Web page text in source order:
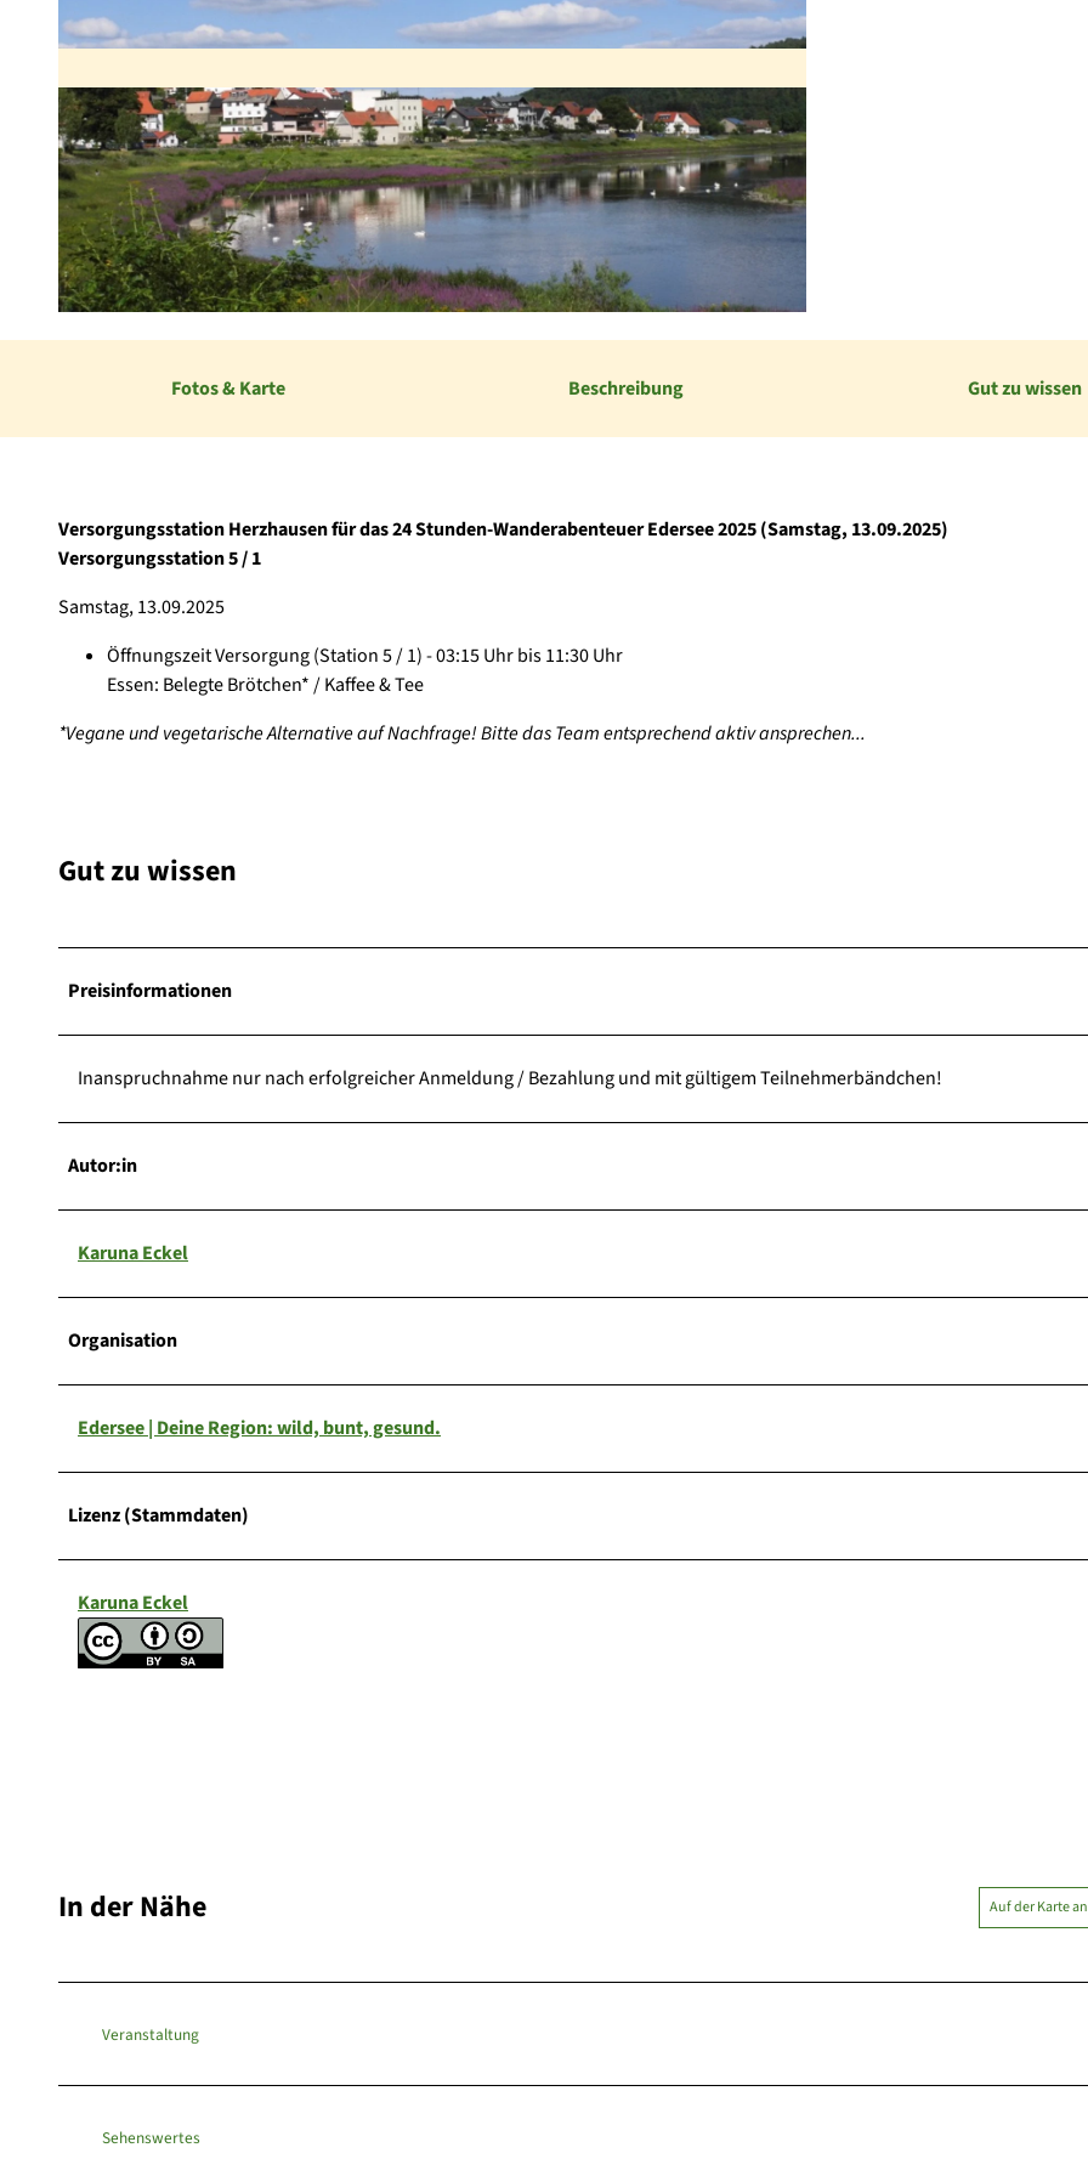
Fotos & Karte Beschreibung Gut zu wissen
Versorgungsstation Herzhausen für das 24 Stunden-Wanderabenteuer Edersee 2025 (Samstag, 13.09.2025)
Versorgungsstation 5 / 1
Samstag, 13.09.2025
Öffnungszeit Versorgung (Station 5 / 1) - 03:15 Uhr bis 11:30 Uhr
Essen: Belegte Brötchen* / Kaffee & Tee
*Vegane und vegetarische Alternative auf Nachfrage! Bitte das Team entsprechend aktiv ansprechen...
Gut zu wissen
Preisinformationen
Inanspruchnahme nur nach erfolgreicher Anmeldung / Bezahlung und mit gültigem Teilnehmerbändchen!
Autor:in
Karuna Eckel
Organisation
Edersee | Deine Region: wild, bunt, gesund.
Lizenz (Stammdaten)
Karuna Eckel
In der Nähe Auf der Karte
Veranstaltung
Sehenswertes